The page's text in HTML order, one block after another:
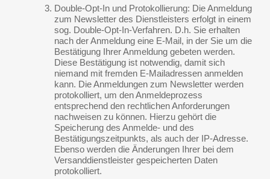
Double-Opt-In und Protokollierung: Die Anmeldung
zum Newsletter des Dienstleisters erfolgt in einem
sog. Double-Opt-In-Verfahren. D.h. Sie erhalten
nach der Anmeldung eine E-Mail, in der Sie um die
Bestätigung Ihrer Anmeldung gebeten werden.
Diese Bestätigung ist notwendig, damit sich
niemand mit fremden E-Mailadressen anmelden
kann. Die Anmeldungen zum Newsletter werden
protokolliert, um den Anmeldeprozess
entsprechend den rechtlichen Anforderungen
nachweisen zu können. Hierzu gehört die
Speicherung des Anmelde- und des
Bestätigungszeitpunkts, als auch der IP-Adresse.
Ebenso werden die Änderungen Ihrer bei dem
Versanddienstleister gespeicherten Daten
protokolliert.